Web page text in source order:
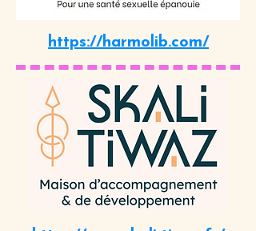
https://harmolib.com/